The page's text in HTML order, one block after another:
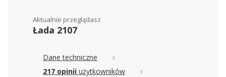
Aktualnie przeglądasz
Łada 2107
Dane techniczne
217 opinii użytkowników